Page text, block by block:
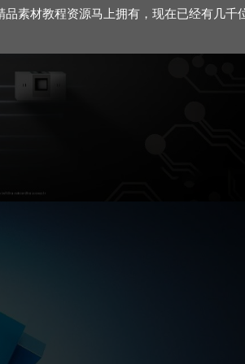
品素材教程资源马上拥有，现在已经有几千